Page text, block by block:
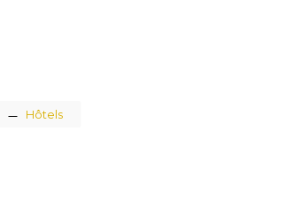
Hôtels